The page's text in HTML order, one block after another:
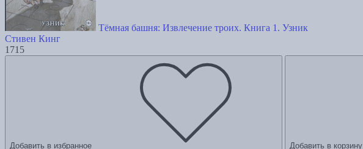
Тёмная башня: Извлечение троих. Книга 1. Узник
Стивен Кинг
1715
Добавить в избранное Добавить в корзину